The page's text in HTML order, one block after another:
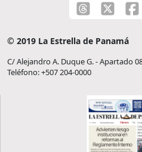
© 2019 La Estrella de Panamá
C/ Alejandro A. Duque G. - Apartado
Teléfono: +507 204-0000